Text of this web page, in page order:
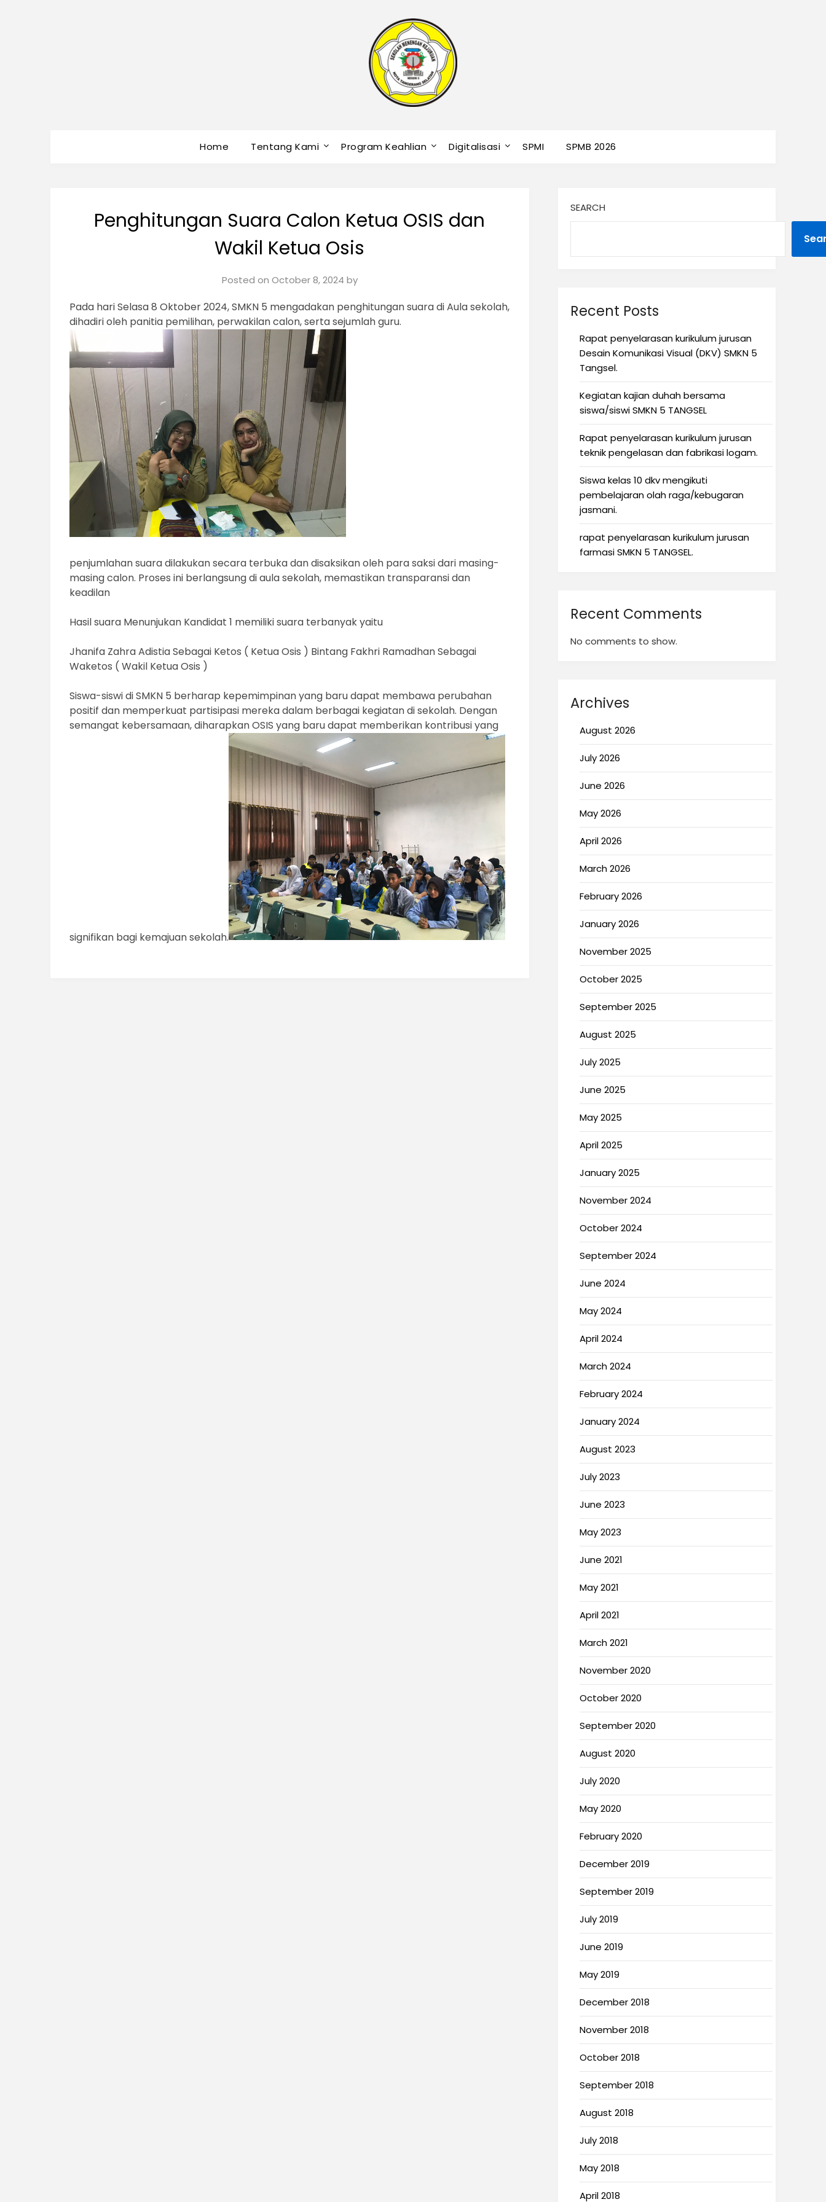
Home Tentang Kami Program Keahlian Digitalisasi SPMI SPMB 2026
Penghitungan Suara Calon Ketua OSIS dan
Wakil Ketua Osis
Posted on October 8, 2024 by
Pada hari Selasa 8 Oktober 2024, SMKN 5 mengadakan penghitungan suara di Aula sekolah,
dihadiri oleh panitia pemilihan, perwakilan calon, serta sejumlah guru.
penjumlahan suara dilakukan secara terbuka dan disaksikan oleh para saksi dari masing-
masing calon. Proses ini berlangsung di aula sekolah, memastikan transparansi dan
keadilan
Hasil suara Menunjukan Kandidat 1 memiliki suara terbanyak yaitu
Jhanifa Zahra Adistia Sebagai Ketos ( Ketua Osis ) Bintang Fakhri Ramadhan Sebagai
Waketos ( Wakil Ketua Osis )
Siswa-siswi di SMKN 5 berharap kepemimpinan yang baru dapat membawa perubahan
positif dan memperkuat partisipasi mereka dalam berbagai kegiatan di sekolah. Dengan
semangat kebersamaan, diharapkan OSIS yang baru dapat memberikan kontribusi yang
signifikan bagi kemajuan sekolah.
SEARCH
Recent Posts
Rapat penyelarasan kurikulum jurusan
Desain Komunikasi Visual (DKV) SMKN 5
Tangsel.
Kegiatan kajian duhah bersama
siswa/siswi SMKN 5 TANGSEL
Rapat penyelarasan kurikulum jurusan
teknik pengelasan dan fabrikasi logam.
Siswa kelas 10 dkv mengikuti
pembelajaran olah raga/kebugaran
jasmani.
rapat penyelarasan kurikulum jurusan
farmasi SMKN 5 TANGSEL.
Recent Comments
No comments to show.
Archives
August 2026
July 2026
June 2026
May 2026
April 2026
March 2026
February 2026
January 2026
November 2025
October 2025
September 2025
August 2025
July 2025
June 2025
May 2025
April 2025
January 2025
November 2024
October 2024
September 2024
June 2024
May 2024
April 2024
March 2024
February 2024
January 2024
August 2023
July 2023
June 2023
May 2023
June 2021
May 2021
April 2021
March 2021
November 2020
October 2020
September 2020
August 2020
July 2020
May 2020
February 2020
December 2019
September 2019
July 2019
June 2019
May 2019
December 2018
November 2018
October 2018
September 2018
August 2018
July 2018
May 2018
April 2018